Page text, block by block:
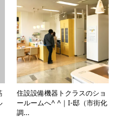
住設設備機器トクラスのショ
ールームへ^ ^｜I-邸（市街化
調...